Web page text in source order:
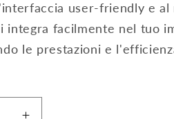
user-friendly e
integra facilmente nel tuo
le prestazioni e